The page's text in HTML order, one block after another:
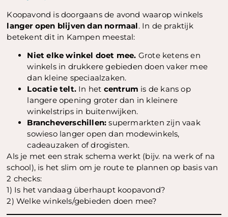
Koopavond is doorgaans de avond waarop winkels
langer open blijven dan normaal. In de praktijk
betekent dit in Kampen meestal:
Niet elke winkel doet mee. Grote ketens en
winkels in drukkere gebieden doen vaker mee
dan kleine speciaalzaken.
Locatie telt. In het centrum is de kans op
langere opening groter dan in kleinere
winkelstrips in buitenwijken.
Brancheverschillen: supermarkten zijn vaak
sowieso langer open dan modewinkels,
cadeauzaken of drogisten.
Als je met een strak schema werkt (bijv. na werk of na
school), is het slim om je route te plannen op basis van
2 checks:
1) Is het vandaag überhaupt koopavond?
2) Welke winkels/gebieden doen mee?